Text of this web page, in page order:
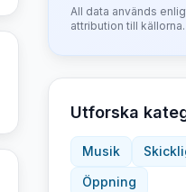
All data används
attribution till källorna.
Utforska
Musik
Öppning